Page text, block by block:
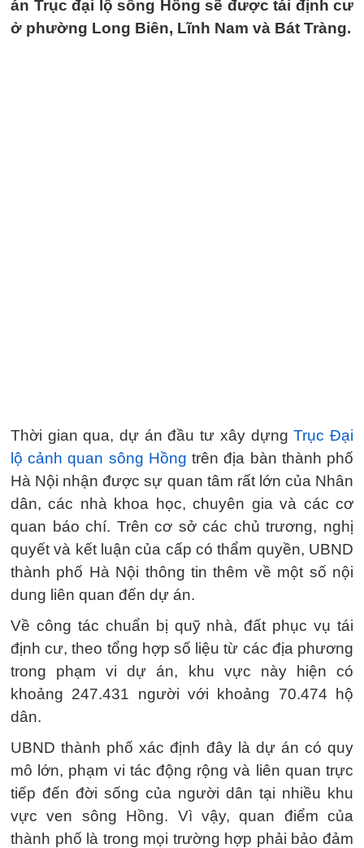
án Trục đại lộ sông Hồng sẽ được tái định cư
ở phường Long Biên, Lĩnh Nam và Bát Tràng.
Thời gian qua, dự án đầu tư xây dựngTrục Đại
lộ cảnh quan sông Hồng trên địa bàn thành phố
Hà Nội nhận được sự quan tâm rất lớn của Nhân
dân, các nhà khoa học, chuyên gia và các cơ
quan báo chí. Trên cơ sở các chủ trương, nghị
quyết và kết luận của cấp có thẩm quyền, UBND
thành phố Hà Nội thông tin thêm về một số nội
dung liên quan đến dự án.
Về công tác chuẩn bị quỹ nhà, đất phục vụ tái
định cư, theo tổng hợp số liệu từ các địa phương
trong phạm vi dự án, khu vực này hiện có
khoảng 247.431 người với khoảng 70.474 hộ
dân.
UBND thành phố xác định đây là dự án có quy
mô lớn, phạm vi tác động rộng và liên quan trực
tiếp đến đời sống của người dân tại nhiều khu
vực ven sông Hồng. Vì vậy, quan điểm của
thành phố là trong mọi trường hợp phải bảo đảm